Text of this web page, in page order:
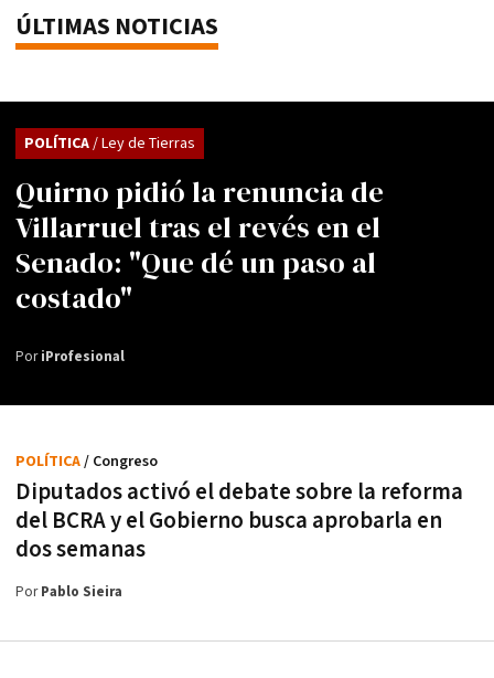
ÚLTIMAS NOTICIAS
Quirno pidió la renuncia de
Villarruel tras el revés en el
Senado: "Que dé un paso al
costado"
POLÍTICA/ Ley de Tierras
PoriProfesional
Diputados activó el debate sobre la reforma
del BCRA y el Gobierno busca aprobarla en
dos semanas
POLÍTICA/ Congreso
PorPablo Sieira